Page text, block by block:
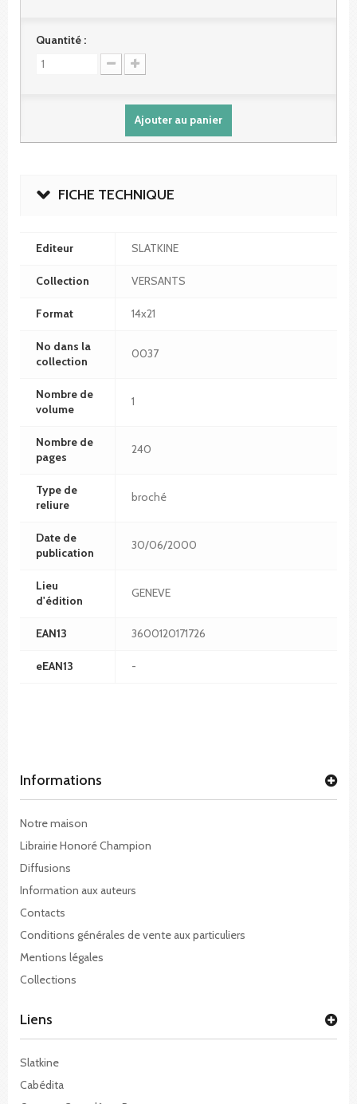
Quantité :
Ajouter au panier
FICHE TECHNIQUE
Editeur SLATKINE
Collection VERSANTS
Format 14x21
No dans la
collection
0037
Nombre de
volume
1
Nombre de
pages
240
Type de
reliure
broché
Date de
publication
30/06/2000
Lieu
d'édition
GENEVE
EAN13 3600120171726
eEAN13 -
Informations
Notre maison
Librairie Honoré Champion
Diffusions
Information aux auteurs
Contacts
Conditions générales de vente aux particuliers
Mentions légales
Collections
Liens
Slatkine
Cabédita